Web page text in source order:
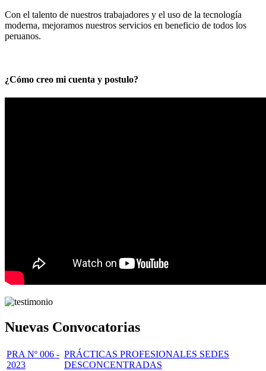
Con el talento de nuestros trabajadores y el uso de la tecnología
moderna, mejoramos nuestros servicios en beneficio de todos los
peruanos.
¿Cómo creo mi cuenta y postulo?
Nuevas Convocatorias
PRA Nº 006 -
2023
PRÁCTICAS PROFESIONALES SEDES
DESCONCENTRADAS